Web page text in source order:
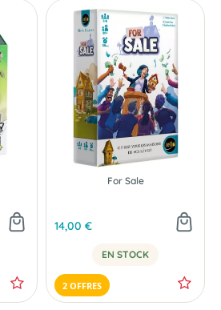
For Sale
14,00 €
EN STOCK
2 OFFRES